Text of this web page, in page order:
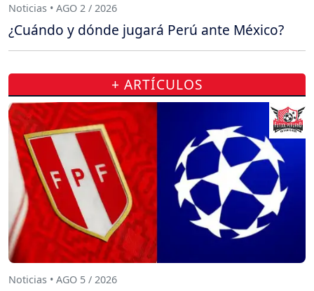
Noticias • AGO 2 / 2026
¿Cuándo y dónde jugará Perú ante México?
+ ARTÍCULOS
Noticias • AGO 5 / 2026